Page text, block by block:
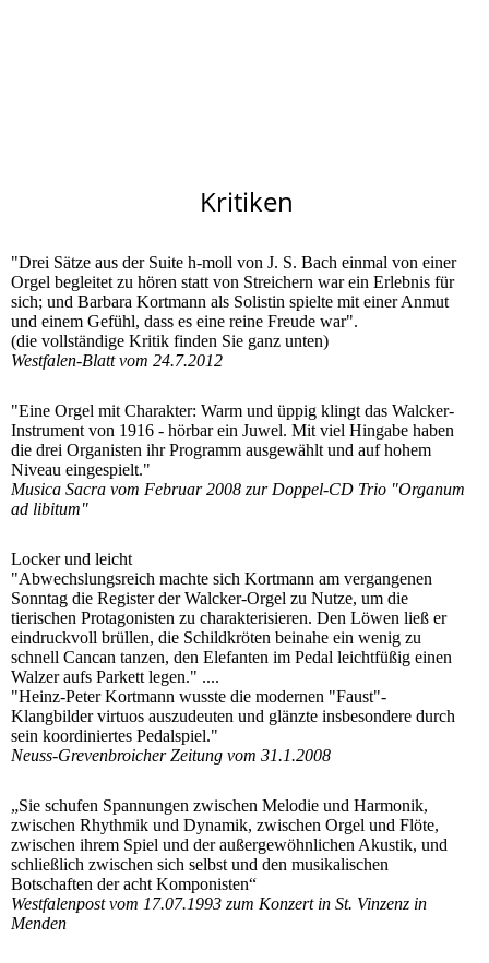
Kritiken
"Drei Sätze aus der Suite h-moll von J. S. Bach einmal von einer
Orgel begleitet zu hören statt von Streichern war ein Erlebnis für
sich; und Barbara Kortmann als Solistin spielte mit einer Anmut
und einem Gefühl, dass es eine reine Freude war".
(die vollständige Kritik finden Sie ganz unten)
Westfalen-Blatt vom 24.7.2012
"Eine Orgel mit Charakter: Warm und üppig klingt das Walcker-
Instrument von 1916 - hörbar ein Juwel. Mit viel Hingabe haben
die drei Organisten ihr Programm ausgewählt und auf hohem
Niveau eingespielt."
Musica Sacra vom Februar 2008 zur Doppel-CD Trio "Organum
ad libitum"
Locker und leicht
"Abwechslungsreich machte sich Kortmann am vergangenen
Sonntag die Register der Walcker-Orgel zu Nutze, um die
tierischen Protagonisten zu charakterisieren. Den Löwen ließ er
eindruckvoll brüllen, die Schildkröten beinahe ein wenig zu
schnell Cancan tanzen, den Elefanten im Pedal leichtfüßig einen
Walzer aufs Parkett legen." ....
"Heinz-Peter Kortmann wusste die modernen "Faust"-
Klangbilder virtuos auszudeuten und glänzte insbesondere durch
sein koordiniertes Pedalspiel."
Neuss-Grevenbroicher Zeitung vom 31.1.2008
„Sie schufen Spannungen zwischen Melodie und Harmonik,
zwischen Rhythmik und Dynamik, zwischen Orgel und Flöte,
zwischen ihrem Spiel und der außergewöhnlichen Akustik, und
schließlich zwischen sich selbst und den musikalischen
Botschaften der acht Komponisten“
Westfalenpost vom 17.07.1993 zum Konzert in St. Vinzenz in
Menden